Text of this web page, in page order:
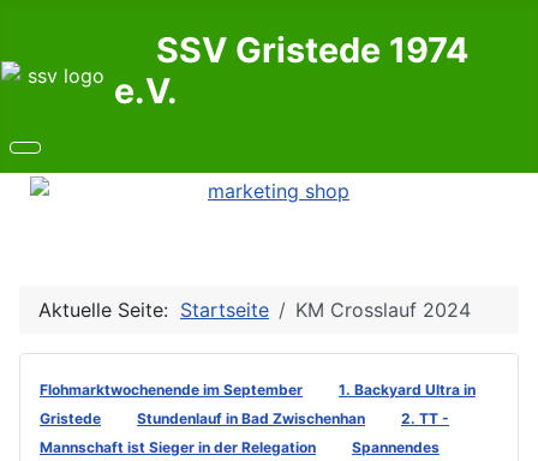
SSV Gristede 1974
e.V.
Aktuelle Seite: Startseite KM Crosslauf 2024
Flohmarktwochenende im September
1. Backyard Ultra in
Gristede
Stundenlauf in Bad Zwischenhan
2. TT -
Mannschaft ist Sieger in der Relegation
Spannendes